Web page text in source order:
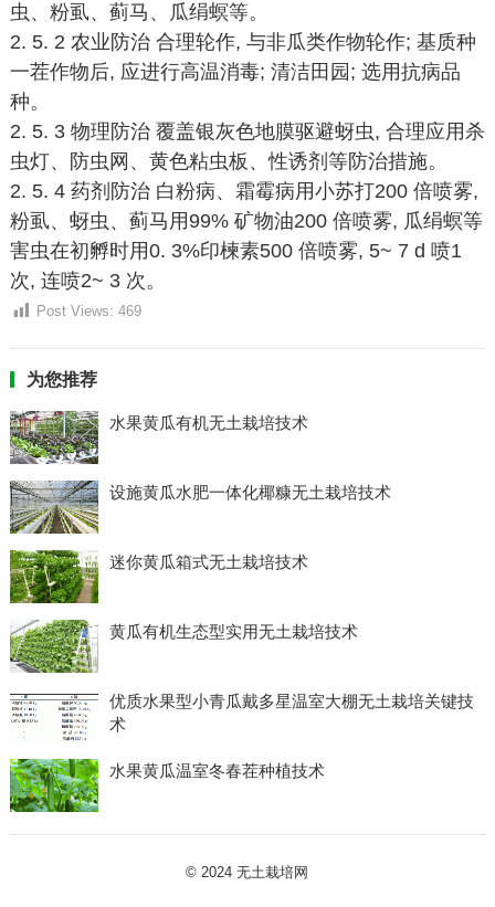
虫、粉虱、蓟马、瓜绢螟等。
2. 5. 2 农业防治 合理轮作, 与非瓜类作物轮作; 基质种
一茬作物后, 应进行高温消毒; 清洁田园; 选用抗病品
种。
2. 5. 3 物理防治 覆盖银灰色地膜驱避蚜虫, 合理应用杀
虫灯、防虫网、黄色粘虫板、性诱剂等防治措施。
2. 5. 4 药剂防治 白粉病、霜霉病用小苏打200 倍喷雾,
粉虱、蚜虫、蓟马用99% 矿物油200 倍喷雾, 瓜绢螟等
害虫在初孵时用0. 3%印楝素500 倍喷雾, 5~ 7 d 喷1
次, 连喷2~ 3 次。
Post Views: 469
为您推荐
水果黄瓜有机无土栽培技术
设施黄瓜水肥一体化椰糠无土栽培技术
迷你黄瓜箱式无土栽培技术
黄瓜有机生态型实用无土栽培技术
优质水果型小青瓜戴多星温室大棚无土栽培关键技
术
水果黄瓜温室冬春茬种植技术
© 2024无土栽培网